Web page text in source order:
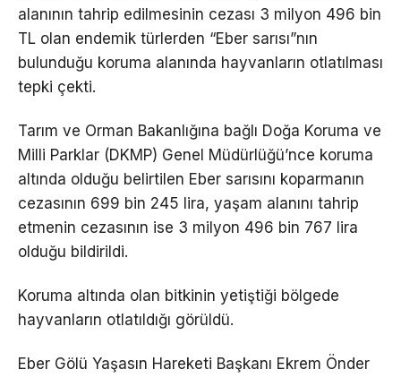
alanının tahrip edilmesinin cezası 3 milyon 496 bin
TL olan endemik türlerden “Eber sarısı”nın
bulunduğu koruma alanında hayvanların otlatılması
tepki çekti.
Tarım ve Orman Bakanlığına bağlı Doğa Koruma ve
Milli Parklar (DKMP) Genel Müdürlüğü’nce koruma
altında olduğu belirtilen Eber sarısını koparmanın
cezasının 699 bin 245 lira, yaşam alanını tahrip
etmenin cezasının ise 3 milyon 496 bin 767 lira
olduğu bildirildi.
Koruma altında olan bitkinin yetiştiği bölgede
hayvanların otlatıldığı görüldü.
Eber Gölü Yaşasın Hareketi Başkanı Ekrem Önder